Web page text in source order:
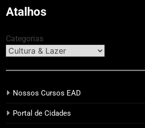
Atalhos
Categorias
Nossos Cursos EAD
Portal de Cidades